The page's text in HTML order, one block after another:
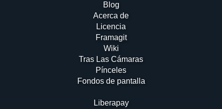
Blog
Acerca de
Licencia
Framagit
Wiki
Tras Las Cámaras
Pínceles
Fondos de pantalla
Liberapay